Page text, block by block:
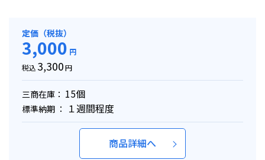
定価（税抜）
3,000 円
税込 3,300円
三商在庫： 15個
標準納期 ： １週間程度
商品詳細へ